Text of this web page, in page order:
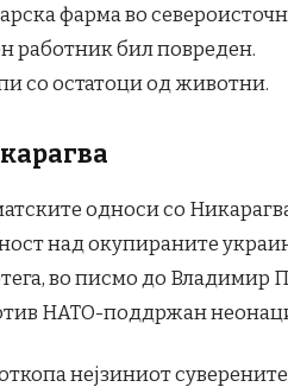
фарма во
работник бил повреден.
со остатоци од животни.
односи со
над окупираните
во писмо до Владимир
НАТО-поддржан
нејзиниот